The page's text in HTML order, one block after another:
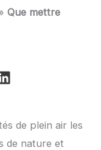
Que mettre
de plein air les
de nature et